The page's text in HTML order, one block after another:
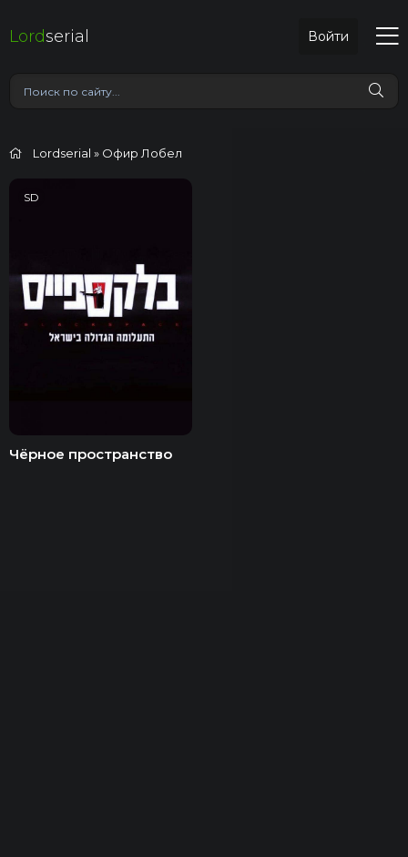
Lordserial Войти
Lordserial » Офир Лобел
SD
Чёрное пространство